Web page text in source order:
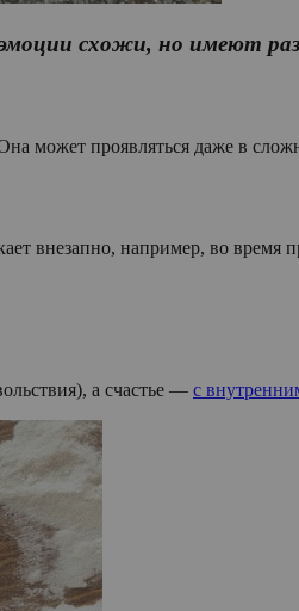
схожи, но имеют
может проявляться даже в
внезапно, например, во время
а счастье — с